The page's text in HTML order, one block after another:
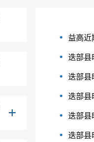
益高近
迭部县
迭部县
迭部县
迭部县
迭部县